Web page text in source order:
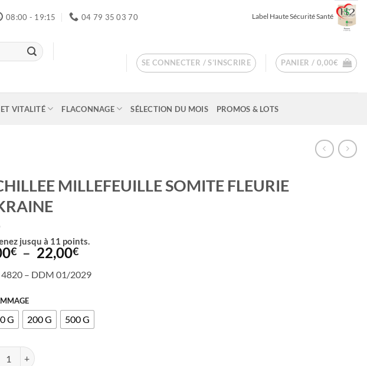
08:00 - 19:15 04 79 35 03 70 Label Haute Sécurité Santé
SE CONNECTER / S’INSCRIRE PANIER / 0,00€
VITALITÉ FLACONNAGE SÉLECTION DU MOIS PROMOS & LOTS
MILLEFEUILLE SOMITE FLEURIE
jusqu à 11 points.
€ – 22,00€Plage
prix :
à
22,00€
4820 – DDM 01/2029
G 200 G 500 G
de ACHILLEE MILLEFEUILLE SOMITE FLEURIE UKRAINE